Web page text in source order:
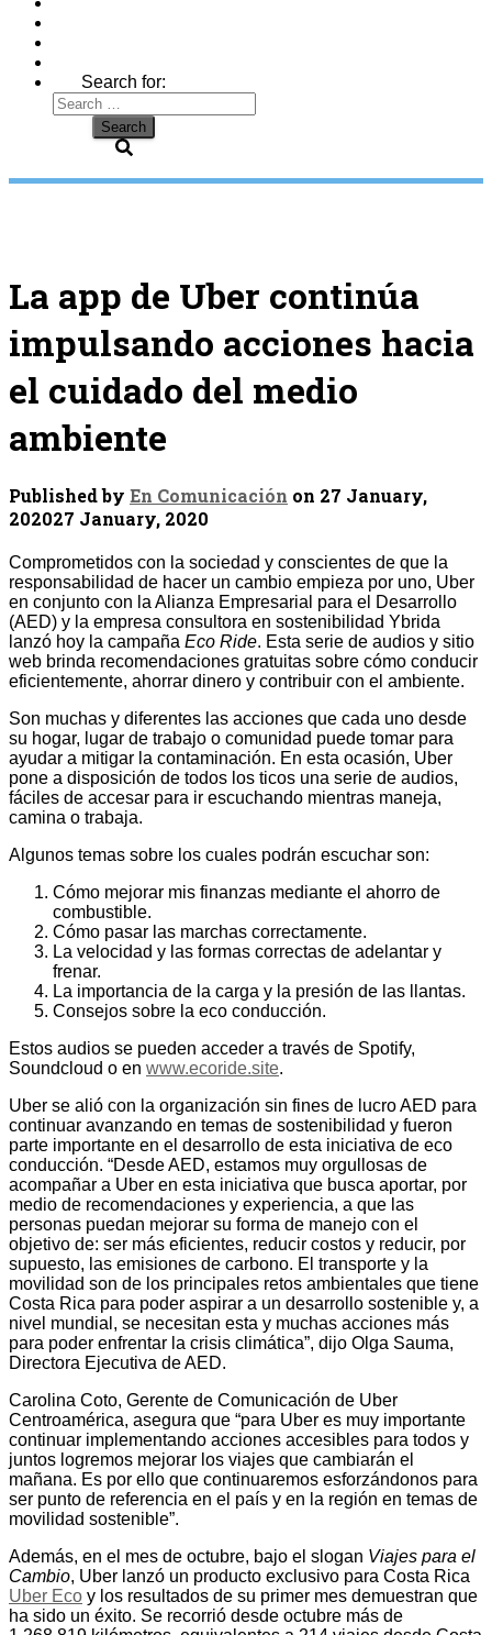
Search for:
La app de Uber continúa
impulsando acciones hacia
el cuidado del medio
ambiente
Published by En Comunicación on 27 January,
202027 January, 2020
Comprometidos con la sociedad y conscientes de que la
responsabilidad de hacer un cambio empieza por uno, Uber
en conjunto con la Alianza Empresarial para el Desarrollo
(AED) y la empresa consultora en sostenibilidad Ybrida
lanzó hoy la campaña Eco Ride. Esta serie de audios y sitio
web brinda recomendaciones gratuitas sobre cómo conducir
eficientemente, ahorrar dinero y contribuir con el ambiente.
Son muchas y diferentes las acciones que cada uno desde
su hogar, lugar de trabajo o comunidad puede tomar para
ayudar a mitigar la contaminación. En esta ocasión, Uber
pone a disposición de todos los ticos una serie de audios,
fáciles de accesar para ir escuchando mientras maneja,
camina o trabaja.
Algunos temas sobre los cuales podrán escuchar son:
Cómo mejorar mis finanzas mediante el ahorro de
combustible.
Cómo pasar las marchas correctamente.
La velocidad y las formas correctas de adelantar y
frenar.
La importancia de la carga y la presión de las llantas.
Consejos sobre la eco conducción.
Estos audios se pueden acceder a través de Spotify,
Soundcloud o en www.ecoride.site.
Uber se alió con la organización sin fines de lucro AED para
continuar avanzando en temas de sostenibilidad y fueron
parte importante en el desarrollo de esta iniciativa de eco
conducción. “Desde AED, estamos muy orgullosas de
acompañar a Uber en esta iniciativa que busca aportar, por
medio de recomendaciones y experiencia, a que las
personas puedan mejorar su forma de manejo con el
objetivo de: ser más eficientes, reducir costos y reducir, por
supuesto, las emisiones de carbono. El transporte y la
movilidad son de los principales retos ambientales que tiene
Costa Rica para poder aspirar a un desarrollo sostenible y, a
nivel mundial, se necesitan esta y muchas acciones más
para poder enfrentar la crisis climática”, dijo Olga Sauma,
Directora Ejecutiva de AED.
Carolina Coto, Gerente de Comunicación de Uber
Centroamérica, asegura que “para Uber es muy importante
continuar implementando acciones accesibles para todos y
juntos logremos mejorar los viajes que cambiarán el
mañana. Es por ello que continuaremos esforzándonos para
ser punto de referencia en el país y en la región en temas de
movilidad sostenible”.
Además, en el mes de octubre, bajo el slogan Viajes para el
Cambio, Uber lanzó un producto exclusivo para Costa Rica
Uber Eco y los resultados de su primer mes demuestran que
ha sido un éxito. Se recorrió desde octubre más de